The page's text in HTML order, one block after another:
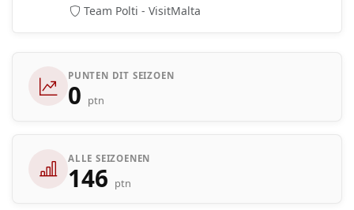
Team Polti - VisitMalta
PUNTEN DIT SEIZOEN
0 ptn
ALLE SEIZOENEN
146 ptn